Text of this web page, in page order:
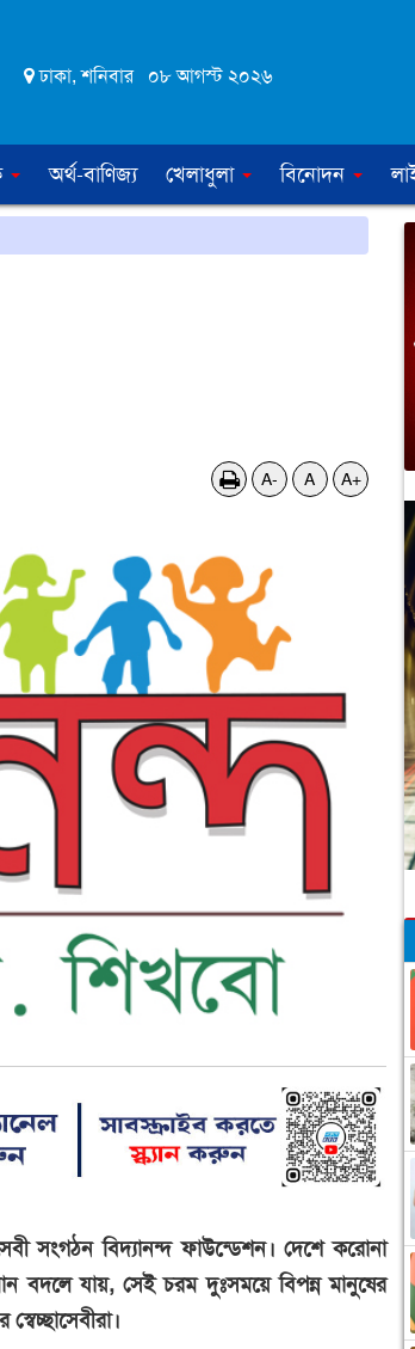
ঢাকা, শনিবার ০৮ আগস্ট ২০২৬
অর্থ-বাণিজ্য খেলাধুলা বিনোদন
A- A A+
সংগঠন বিদ্যানন্দ ফাউন্ডেশন। দেশে করোনা
বদলে যায়, সেই চরম দুঃসময়ে বিপন্ন মানুষের